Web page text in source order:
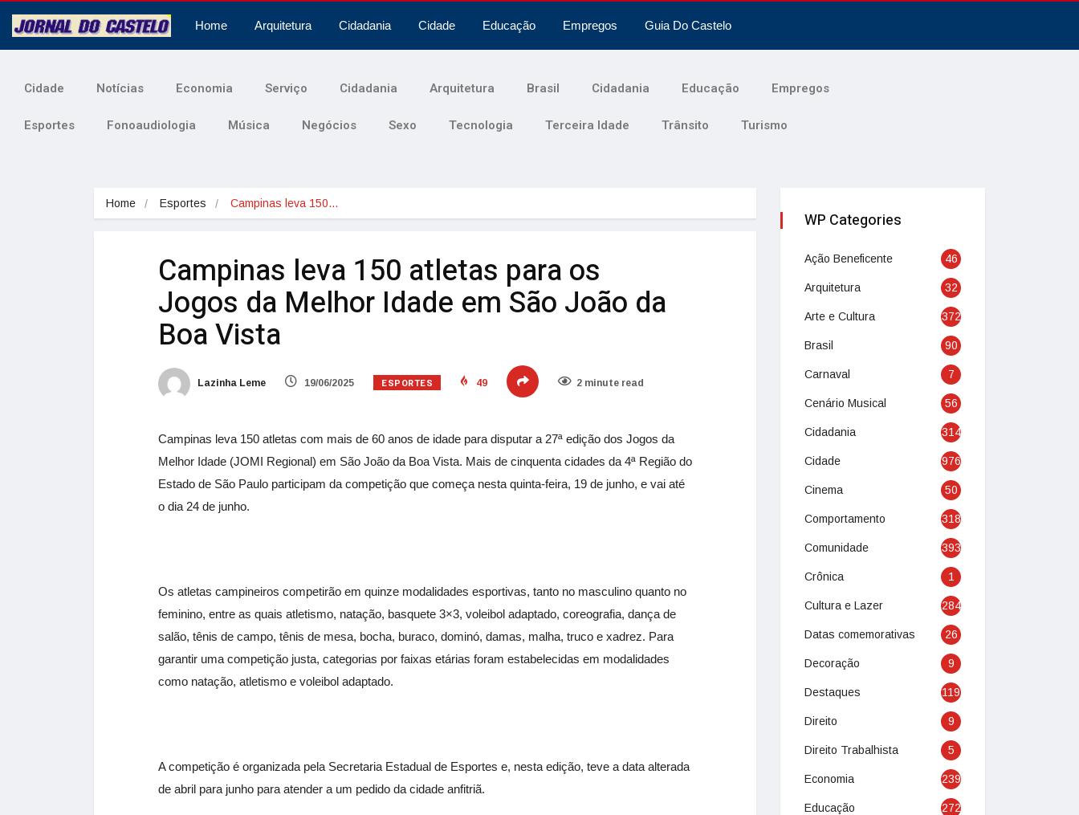
Home Arquitetura Cidadania Cidade Educação Empregos Guia Do Castelo
Cidade Notícias Economia Serviço Cidadania Arquitetura Brasil Cidadania Educação Empregos
Esportes Fonoaudiologia Música Negócios Sexo Tecnologia Terceira Idade Trânsito Turismo
Home Esportes Campinas leva 150…
Campinas leva 150 atletas para os
Jogos da Melhor Idade em São João da
Boa Vista
Lazinha Leme 19/06/2025 ESPORTES 49 2 minute read
Campinas leva 150 atletas com mais de 60 anos de idade para disputar a 27ª edição dos Jogos da
Melhor Idade (JOMI Regional) em São João da Boa Vista. Mais de cinquenta cidades da 4ª Região do
Estado de São Paulo participam da competição que começa nesta quinta-feira, 19 de junho, e vai até
o dia 24 de junho.
Os atletas campineiros competirão em quinze modalidades esportivas, tanto no masculino quanto no
feminino, entre as quais atletismo, natação, basquete 3×3, voleibol adaptado, coreografia, dança de
salão, tênis de campo, tênis de mesa, bocha, buraco, dominó, damas, malha, truco e xadrez. Para
garantir uma competição justa, categorias por faixas etárias foram estabelecidas em modalidades
como natação, atletismo e voleibol adaptado.
A competição é organizada pela Secretaria Estadual de Esportes e, nesta edição, teve a data alterada
de abril para junho para atender a um pedido da cidade anfitriã.
WP Categories
Ação Beneficente 46
Arquitetura 32
Arte e Cultura 372
Brasil 90
Carnaval 7
Cenário Musical 56
Cidadania 314
Cidade 976
Cinema 50
Comportamento 318
Comunidade 393
Crônica 1
Cultura e Lazer 284
Datas comemorativas 26
Decoração 9
Destaques 119
Direito 9
Direito Trabalhista 5
Economia 239
Educação 272